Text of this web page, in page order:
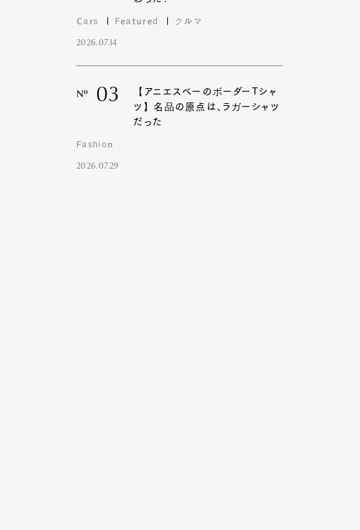
Cars Featured クルマ
2026.07.14
Nº 03
【アニエスベーのボーダーTシャ
ツ】名品の原点は、ラガーシャツ
だった
Fashion
2026.07.29